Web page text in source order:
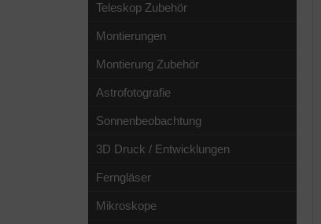
Teleskop Zubehör
Montierungen
Montierung Zubehör
Astrofotografie
Sonnenbeobachtung
3D Druck / Entwicklungen
Ferngläser
Mikroskope